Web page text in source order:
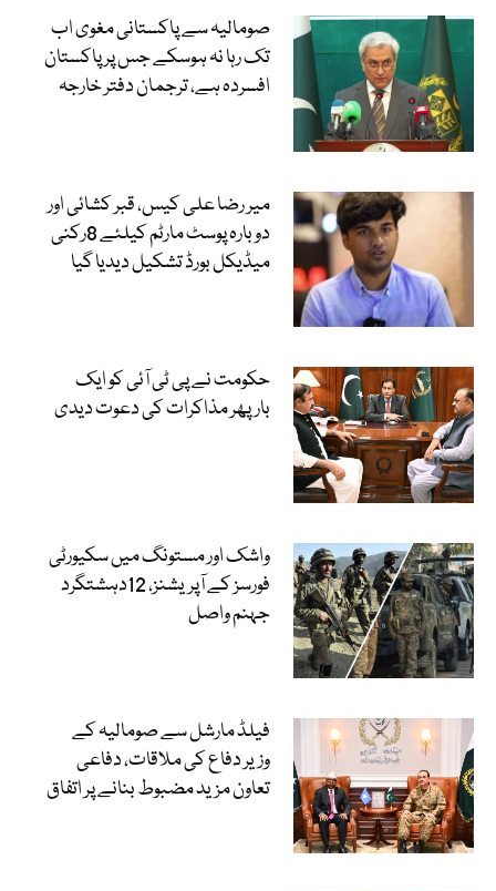
صومالیہ سے پاکستانی مغوی اب
تک رہا نہ ہوسکے جس پر پاکستان
افسردہ ہے، ترجمان دفتر خارجہ
میر رضا علی کیس، قبر کشائی اور
دوبارہ پوسٹ مارٹم کیلئے 8رکنی
میڈیکل بورڈ تشکیل دیدیا گیا
حکومت نے پی ٹی آئی کو ایک
بارپھر مذاکرات کی دعوت دیدی
واشک اور مستونگ میں سکیورٹی
فورسز کے آپریشنز، 12دہشتگرد
جہنم واصل
فیلڈ مارشل سے صومالیہ کے
وزیر دفاع کی ملاقات، دفاعی
تعاون مزید مضبوط بنانے پر اتفاق